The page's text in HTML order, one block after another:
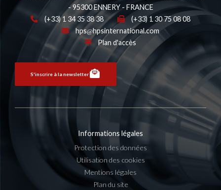
- 95300 ENNERY - FRANCE
(+33) 1 34 35 38 38
(+33) 1 30 75 08 08
hps
hpsinternational.com
Plan d'accès
S'inscrire à la newsletter
Informations légales
Protection des données
Utilisation des cookies
Mentions légales
Plan du site